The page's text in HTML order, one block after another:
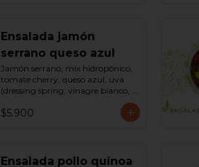
Ensalada jamón
serrano queso azul
Jamón serrano, mix hidropónico,
tomate cherry, queso azul, uva
(dressing spring: vinagre blanco,
$5.900
Ensalada pollo quínoa